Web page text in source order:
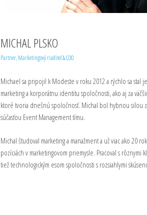
MICHAL PLSKO
Partner, Marketingový riaditeľ & COO
Michael sa pripojil k Modeste v roku 2012 a rýchlo sa stal
marketing a korporátnu identitu spoločnosti, ako aj za
ktoré tvoria dnešnú spoločnosť. Michal bol hybnou silou
súčasťou Event Management tímu.
Michal študoval marketing a manažment a už viac ako 20
pozíciách v marketingovom priemysle. Pracoval s
tiež technologickým esom spoločnosti s rozsiahlymi